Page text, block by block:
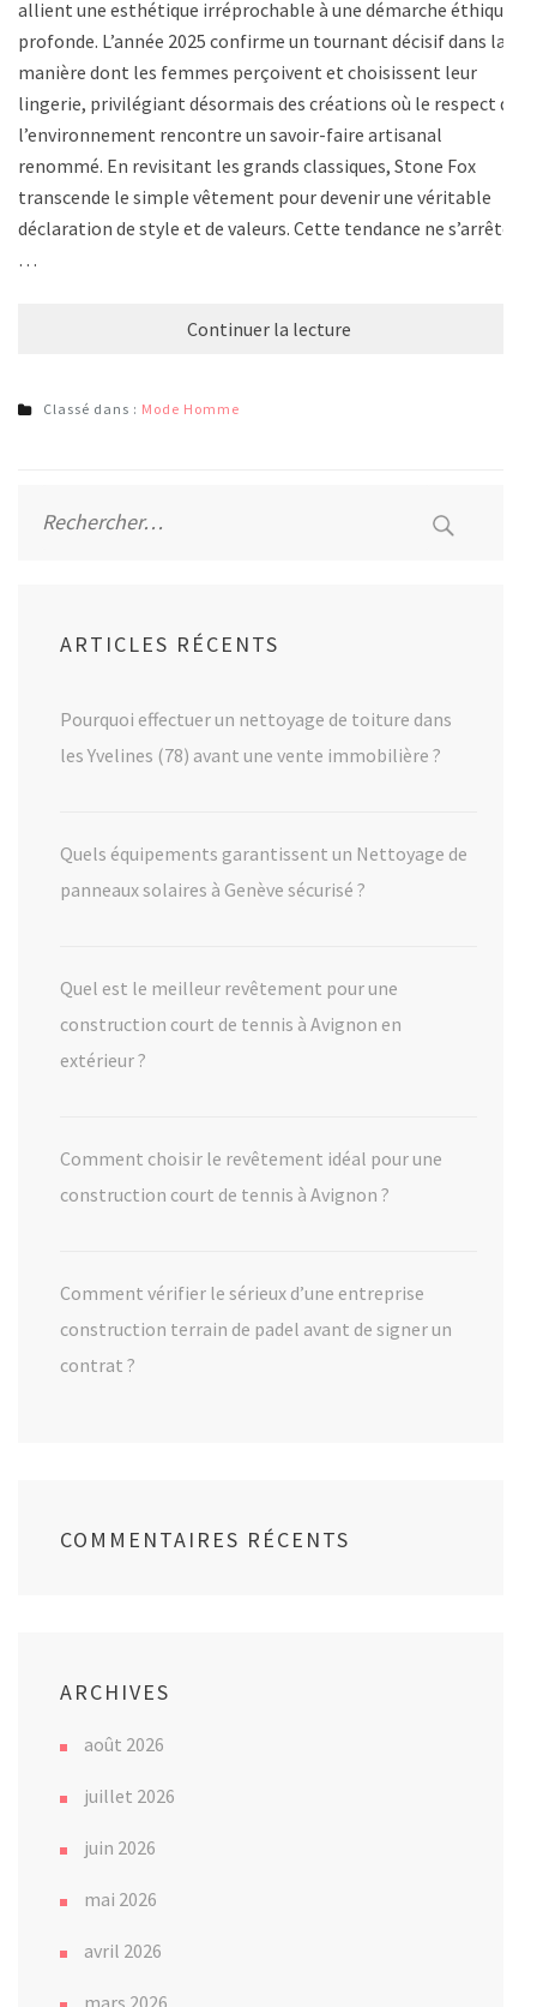
allient une esthétique irréprochable à une démarche éthique
profonde. L’année 2025 confirme un tournant décisif dans la
manière dont les femmes perçoivent et choisissent leur
lingerie, privilégiant désormais des créations où le respect de
l’environnement rencontre un savoir-faire artisanal
renommé. En revisitant les grands classiques, Stone Fox
transcende le simple vêtement pour devenir une véritable
déclaration de style et de valeurs. Cette tendance ne s’arrête
…
Continuer la lecture
Classé dans : Mode Homme
ARTICLES RÉCENTS
Pourquoi effectuer un nettoyage de toiture dans
les Yvelines (78) avant une vente immobilière ?
Quels équipements garantissent un Nettoyage de
panneaux solaires à Genève sécurisé ?
Quel est le meilleur revêtement pour une
construction court de tennis à Avignon en
extérieur ?
Comment choisir le revêtement idéal pour une
construction court de tennis à Avignon ?
Comment vérifier le sérieux d’une entreprise
construction terrain de padel avant de signer un
contrat ?
COMMENTAIRES RÉCENTS
ARCHIVES
août 2026
juillet 2026
juin 2026
mai 2026
avril 2026
mars 2026